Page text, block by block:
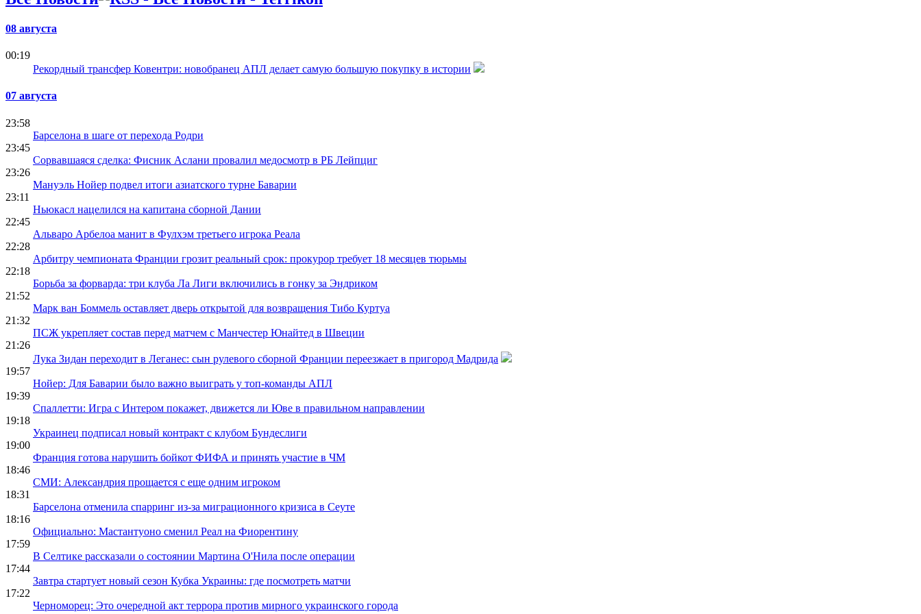
08 августа
00:19
Рекордный трансфер Ковентри: новобранец АПЛ делает самую большую покупку в истории
07 августа
23:58
Барселона в шаге от перехода Родри
23:45
Сорвавшаяся сделка: Фисник Аслани провалил медосмотр в РБ Лейпциг
23:26
Мануэль Нойер подвел итоги азиатского турне Баварии
23:11
Ньюкасл нацелился на капитана сборной Дании
22:45
Альваро Арбелоа манит в Фулхэм третьего игрока Реала
22:28
Арбитру чемпионата Франции грозит реальный срок: прокурор требует 18 месяцев тюрьмы
22:18
Борьба за форварда: три клуба Ла Лиги включились в гонку за Эндриком
21:52
Марк ван Боммель оставляет дверь открытой для возвращения Тибо Куртуа
21:32
ПСЖ укрепляет состав перед матчем с Манчестер Юнайтед в Швеции
21:26
Лука Зидан переходит в Леганес: сын рулевого сборной Франции переезжает в пригород Мадрида
19:57
Нойер: Для Баварии было важно выиграть у топ-команды АПЛ
19:39
Спаллетти: Игра с Интером покажет, движется ли Юве в правильном направлении
19:18
Украинец подписал новый контракт с клубом Бундеслиги
19:00
Франция готова нарушить бойкот ФИФА и принять участие в ЧМ
18:46
СМИ: Александрия прощается с еще одним игроком
18:31
Барселона отменила спарринг из-за миграционного кризиса в Сеуте
18:16
Официально: Мастантуоно сменил Реал на Фиорентину
17:59
В Селтике рассказали о состоянии Мартина О'Нила после операции
17:44
Завтра стартует новый сезон Кубка Украины: где посмотреть матчи
17:22
Черноморец: Это очередной акт террора против мирного украинского города